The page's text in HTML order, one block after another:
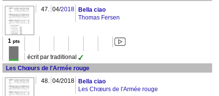
47. 04/2018
Bella ciao
Thomas Fersen
1 pts
écrit par traditional
Les Chœurs de l'Armée rouge
48. 04/2018
Bella ciao
Les Chœurs de l'Armée rouge